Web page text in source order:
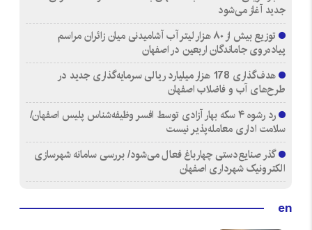
جدید آغاز می‌شود
توزیع بیش از ۸۰ هزار لیتر آب آشامیدنی میان زائران مراسم
پیاده‌روی جاماندگان اربعین در اصفهان
هدف‌گذاری 178 هزار میلیارد ریالی سرمایه‌گذاری جدید در
طرح‌های آب و فاضلاب اصفهان
رد رشوه ۴ سکه بهار آزادی توسط افسر وظیفه‌شناس پلیس اصفهان/
سلامت اداری معامله‌پذیر نیست
گذر صنایع‌دستی چهارباغ فعال می‌شود/ بررسی سامانه شهرسازی
الکترونیک شهرداری اصفهان
en